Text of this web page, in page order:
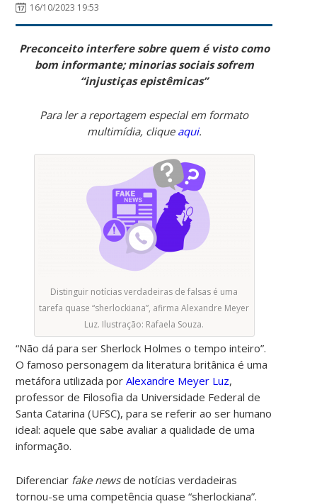
16/10/2023 19:53
Preconceito interfere sobre quem é visto como
bom informante; minorias sociais sofrem
“injustiças epistêmicas”
Para ler a reportagem especial em formato
multimídia, clique aqui.
Distinguir notícias verdadeiras de falsas é uma
tarefa quase “sherlockiana”, afirma Alexandre Meyer
Luz. Ilustração: Rafaela Souza.
“Não dá para ser Sherlock Holmes o tempo inteiro”.
O famoso personagem da literatura britânica é uma
metáfora utilizada porAlexandre Meyer Luz,
professor de Filosofia da Universidade Federal de
Santa Catarina (UFSC), para se referir ao ser humano
ideal: aquele que sabe avaliar a qualidade de uma
informação.
Diferenciar fake newsde notícias verdadeiras
tornou-se uma competência quase “sherlockiana”.